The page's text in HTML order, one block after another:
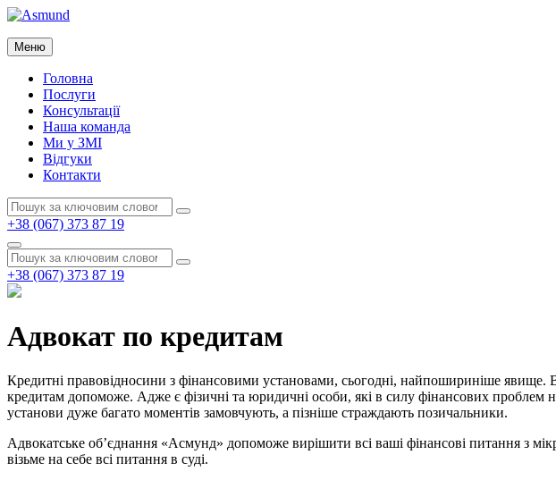
Перейти
вмісту
Asmund
Asmund
Меню
Головна
Послуги
Консультації
Наша команда
Ми у ЗМІ
Відгуки
Контакти
Пошук:
Пошук
+38 (067) 373 87 19
Пошук
Пошук:
Пошук
+38 (067) 373 87 19
Адвокат по кредитам
Кредитні правовідносини з фінансовими установами, сьогодні, найпошириніше явище.
кредитам допоможе. Адже є фізичні та юридичні особи, які в силу фінансових проблем
установи дуже багато моментів замовчують, а пізніше страждають позичальники.
Адвокатське об’єднання «Асмунд» допоможе вирішити всі ваші фінансові питання з
візьме на себе всі питання в суді.